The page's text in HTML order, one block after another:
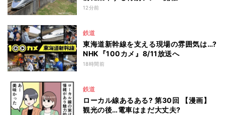
12分前
鉄道
東海道新幹線を支える現場の雰囲気は…?
NHK『100カメ』8/11放送へ
18時間前
鉄道
ローカル線あるある? 第30回 【漫画】
観光の後…電車はまだ大丈夫?